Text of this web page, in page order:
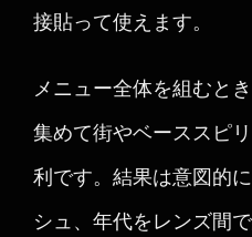
接貼って使えます。
メニュー全体を組むと
集めて街やベーススピ
利です。結果は意図的
シュ、年代をレンズ間